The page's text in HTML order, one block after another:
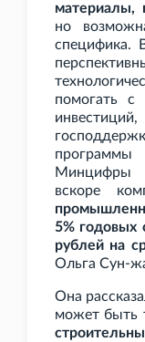
материалы,
но
специфика.
помогать с
Минцифры
вскоре
5% годовых
рублей на
Ольга Сун-
Она
может быть